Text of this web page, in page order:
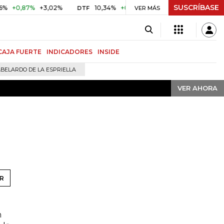
+3,02% DTF 10,34% +0,10% +0,98% UVR $ 416,91 +$
VER MÁS SUSCRÍBASE
FUERTE INDICADORES INSIDE
DE LA ESPRIELLA
VER AHORA
VER AHORA